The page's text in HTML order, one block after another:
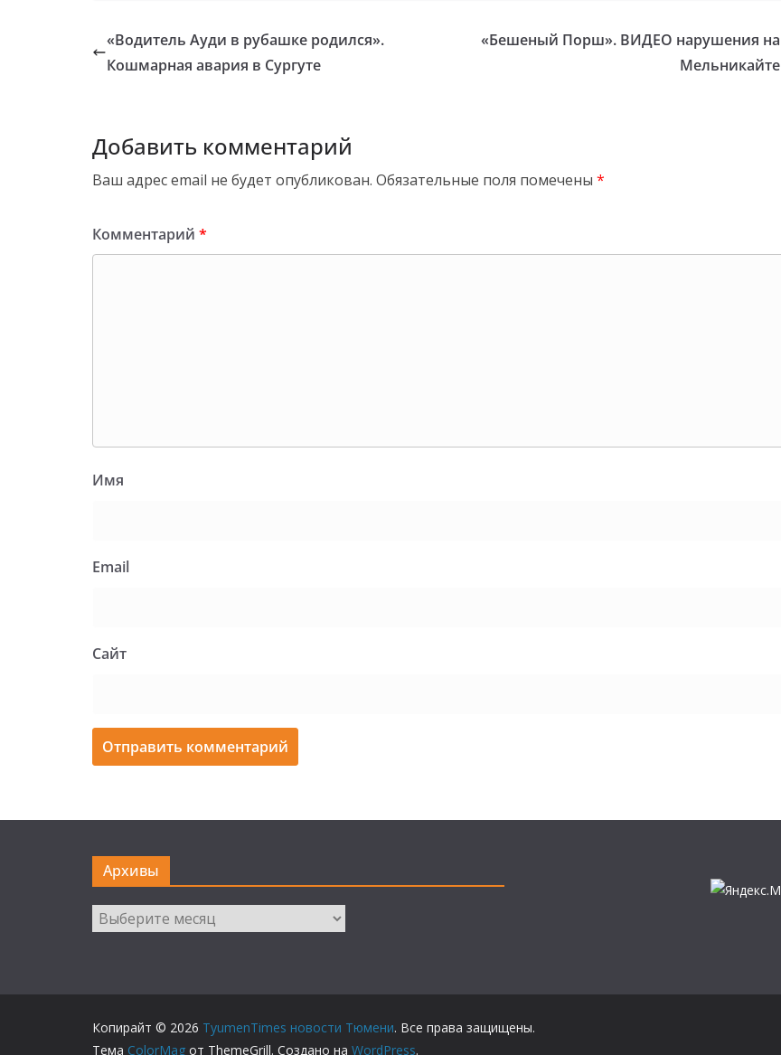
«Водитель Ауди в рубашке родился».
Кошмарная авария в Сургуте
«Бешеный Порш». ВИДЕО нарушения на
Мельникайте
Добавить комментарий
Ваш адрес email не будет опубликован. Обязательные поля помечены *
Комментарий *
Имя
Email
Сайт
Архивы
Архивы
Копирайт © 2026 TyumenTimes новости Тюмени. Все права защищены.
Тема ColorMag от ThemeGrill. Создано на WordPress.